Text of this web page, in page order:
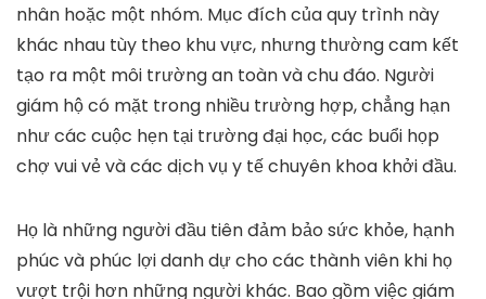
nhân hoặc một nhóm. Mục đích của quy trình này
khác nhau tùy theo khu vực, nhưng thường cam kết
tạo ra một môi trường an toàn và chu đáo. Người
giám hộ có mặt trong nhiều trường hợp, chẳng hạn
như các cuộc hẹn tại trường đại học, các buổi họp
chợ vui vẻ và các dịch vụ y tế chuyên khoa khởi đầu.
Họ là những người đầu tiên đảm bảo sức khỏe, hạnh
phúc và phúc lợi danh dự cho các thành viên khi họ
vượt trội hơn những người khác. Bao gồm việc giám